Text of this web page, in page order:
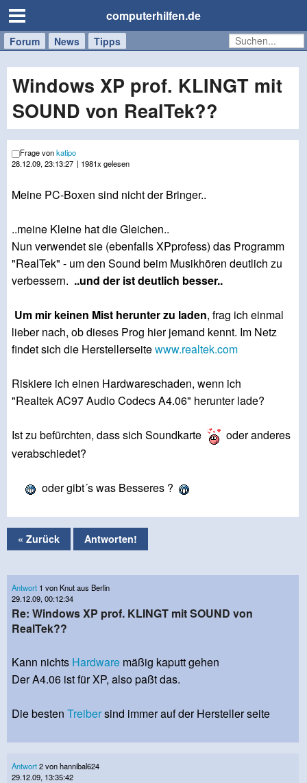
computerhilfen.de
Forum News Tipps
Handy
Tablet
Windows
Mac
Windows XP prof. KLINGT mit
SOUND von RealTek??
Frage vonkatipo
28.12.09, 23:13:27 | 1981x gelesen
Meine PC-Boxen sind nicht der Bringer..
..meine Kleine hat die Gleichen..
Nun verwendet sie (ebenfalls XPprofess) das Programm
"RealTek" - um den Sound beim Musikhören deutlich zu
verbessern. ..und der ist deutlich besser..
Um mir keinen Mist herunter zu laden, frag ich einmal
lieber nach, ob dieses Prog hier jemand kennt. Im Netz
findet sich die Herstellerseitewww.realtek.com
Riskiere ich einen Hardwareschaden, wenn ich
"Realtek AC97 Audio Codecs A4.06" herunter lade?
Ist zu befürchten, dass sich Soundkarte
oder anderes
verabschiedet?
oder gibt´s was Besseres ?
« Zurück Antworten!
Antwort 1 von Knut aus Berlin
29.12.09, 00:12:34
Re: Windows XP prof. KLINGT mit SOUND von
RealTek??
Kann nichts Hardware mäßig kaputt gehen
Der A4.06 ist für XP, also paßt das.
Die besten Treibersind immer auf der Hersteller seite
Antwort2 von hannibal624
29.12.09, 13:35:42